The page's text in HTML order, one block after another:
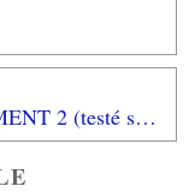
TEST de TEKKEN TAG TOURNAMENT 2 (testé sur Playstation 3)